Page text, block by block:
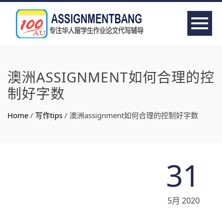
澳洲ASSIGNMENT如何合理的控
制好字数
Home / 写作tips / 澳洲assignment如何合理的控制好字数
31
5月 2020